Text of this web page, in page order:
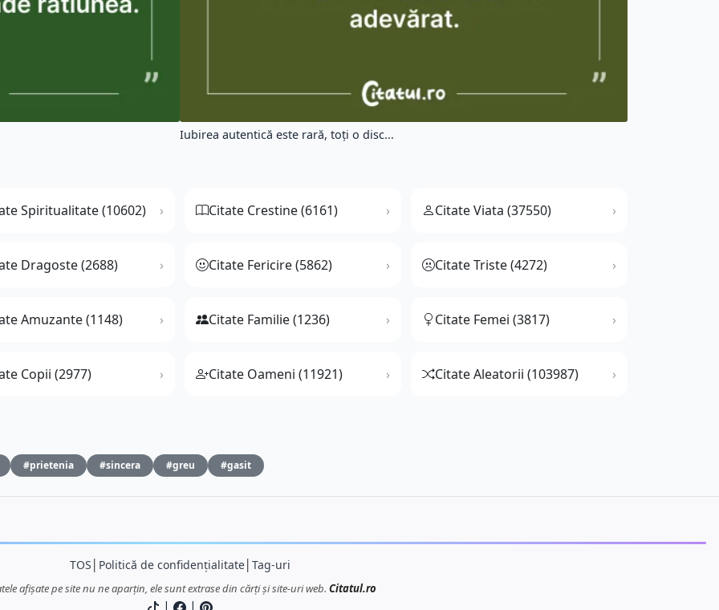
Iubirea autentică este rară, toți o disc...
Spiritualitate (10602) Citate Crestine (6161) Citate Viata (37550)
Dragoste (2688) Citate Fericire (5862) Citate Triste (4272)
Amuzante (1148) Citate Familie (1236) Citate Femei (3817)
Copii (2977) Citate Oameni (11921) Citate Aleatorii (103987)
#prietenia #sincera #greu #gasit
TOS Politică de confidențialitate│ Tag-uri
afișate pe site nu ne aparțin, ele sunt extrase din cărți și site-uri web. Citatul.ro
| |